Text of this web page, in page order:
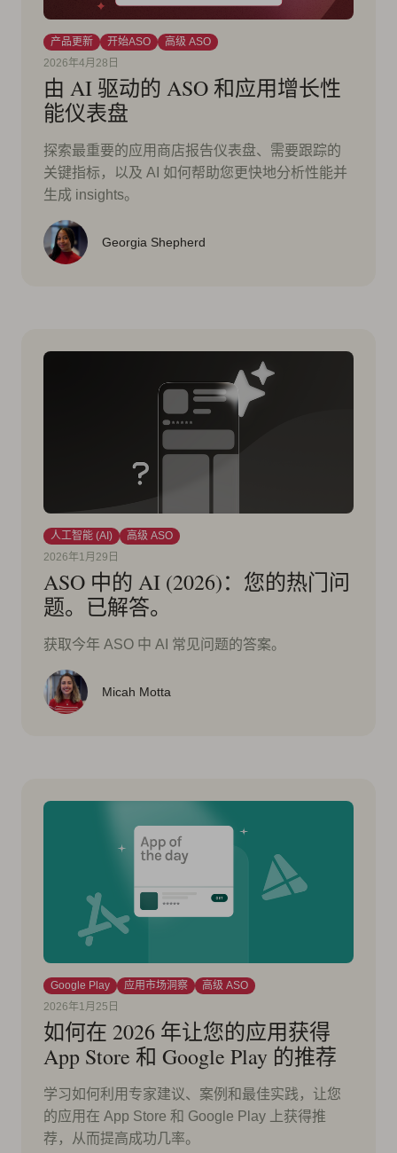
产品更新 开始ASO
高级 ASO
2026年4月28日
由 AI 驱动的 ASO 和应用增长性
能仪表盘
探索最重要的应用商店报告仪表盘、需要跟踪的
关键指标，以及 AI 如何帮助您更快地分析性能并
生成 insights。
Georgia Shepherd
人工智能 (AI)
高级 ASO
2026年1月29日
ASO 中的 AI (2026)：您的热门问
题。已解答。
获取今年 ASO 中 AI 常见问题的答案。
Micah Motta
Google Play 应用市场洞察
高级 ASO
2026年1月25日
如何在 2026 年让您的应用获得
App Store 和 Google Play 的推荐
学习如何利用专家建议、案例和最佳实践，让您
的应用在 App Store 和 Google Play 上获得推
荐，从而提高成功几率。